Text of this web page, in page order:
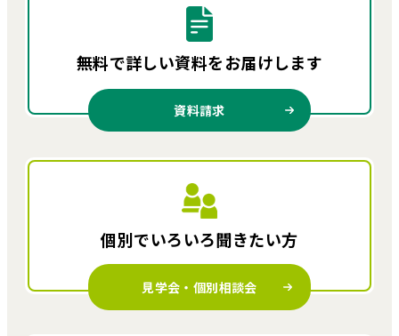
無料で詳しい資料をお届けします
資料請求
個別でいろいろ聞きたい方
見学会・個別相談会